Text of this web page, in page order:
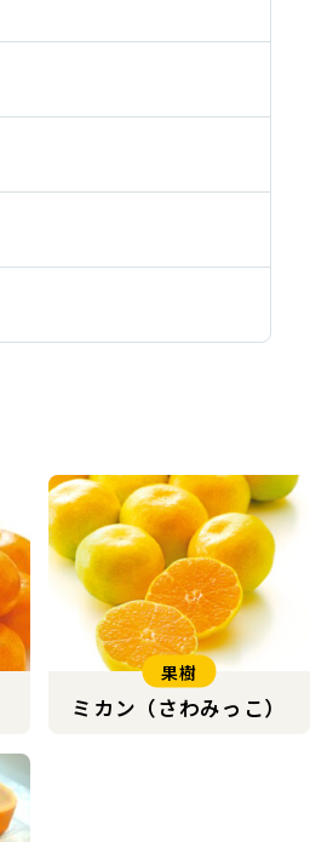
果樹
ミカン（さわみっこ）